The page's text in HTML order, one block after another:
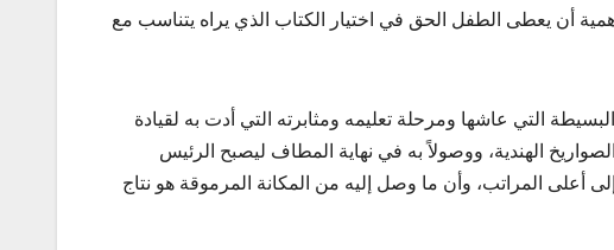
أهمية أن يعطى الطفل الحق في اختيار الكتاب الذي يراه يتناسب مع
التي عاشها ومرحلة تعليمه ومثابرته التي أدت به لقيادة
الهندية، ووصولاً به في نهاية المطاف ليصبح الرئيس
أعلى المراتب، وأن ما وصل إليه من المكانة المرموقة هو نتاج